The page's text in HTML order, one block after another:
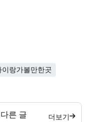
랑가볼만한곳
른 글 더보기